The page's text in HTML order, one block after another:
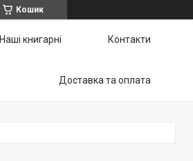
Кошик
Наші книгарні Контакти
Доставка та оплата